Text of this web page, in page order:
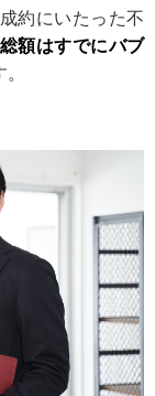
約にいたった不
額はすでにバブ